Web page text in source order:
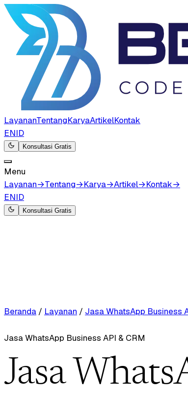
LayananTentangKaryaArtikelKontak
ENID
Konsultasi Gratis
Menu
Layanan→Tentang→Karya→Artikel→Kontak→
ENID
Konsultasi Gratis
Beranda / Layanan / Jasa WhatsApp Business
Jasa WhatsApp Business API & CRM
Jasa